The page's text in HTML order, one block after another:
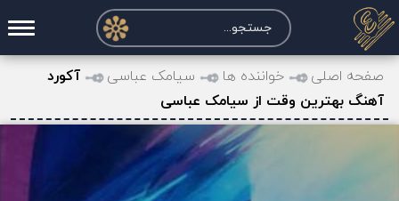
صفحه اصلی
درخواست آکورد
نت و تبلچر
تماس با ما
صفحه اصلی خواننده ها سیامک عباسی
آکورد
آهنگ بهترین وقت از سیامک عباسی